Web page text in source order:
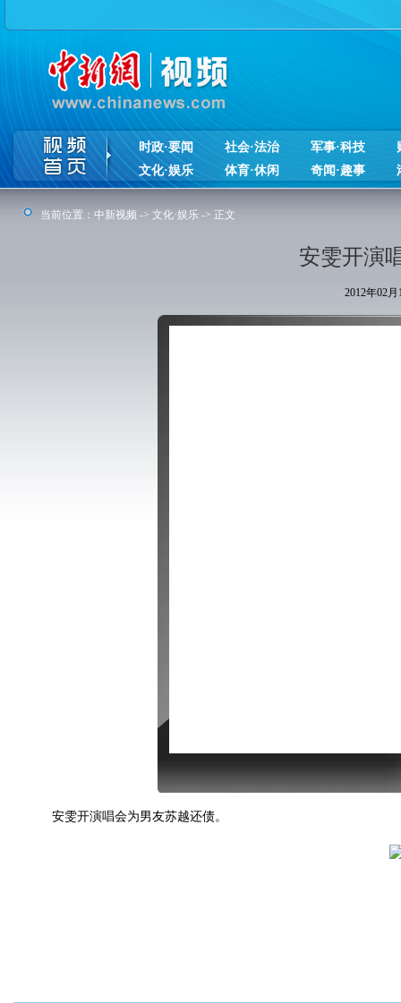
时政·要闻 社会·法治 军事·科技
文化·娱乐
体育·休闲 奇闻·趣事
当前位置： 中新视频 -> 文化·娱乐 -> 正文
安雯开演
2012年02
安雯开演唱会为男友苏越还债。